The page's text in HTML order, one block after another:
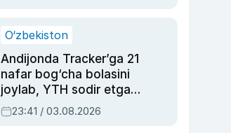
olmay qolishidan xavotir
O‘zbekiston
Andijonda Tracker’ga 21
nafar bog‘cha bolasini
joylab, YTH sodir etgan
ayolga sud hukmi o‘qildi
23:41 / 03.08.2026